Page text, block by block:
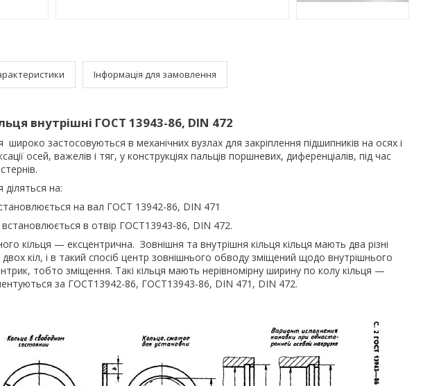
Інформація для замовлення
внутрішні ГОСТ 13943-86, DIN 472
широко застосовуються в механічних вузлах для закріплення підшипників на осях і
осей, важелів і тяг, у конструкціях пальців поршневих, диференціалів, під час
діляться на:
на вал ГОСТ 13942-86, DIN 471
в отвір ГОСТ13943-86, DIN 472.
кільця — ексцентрична. Зовнішня та внутрішня кільця кільця мають два різні
кіл, і в такий спосіб центр зовнішнього обводу зміщений щодо внутрішнього
тобто зміщення. Такі кільця мають нерівномірну ширину по колу кільця —
за ГОСТ13942-86, ГОСТ13943-86, DIN 471, DIN 472.